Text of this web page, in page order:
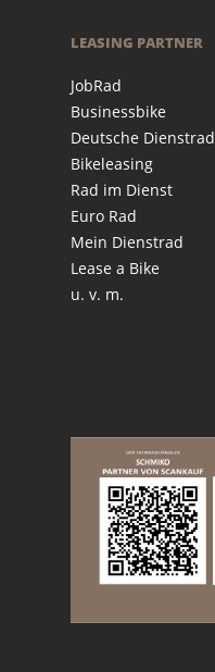
LEASING PARTNER
JobRad
Businessbike
Deutsche Dienstrad
Bikeleasing
Rad im Dienst
Euro Rad
Mein Dienstrad
Lease a Bike
u. v. m.